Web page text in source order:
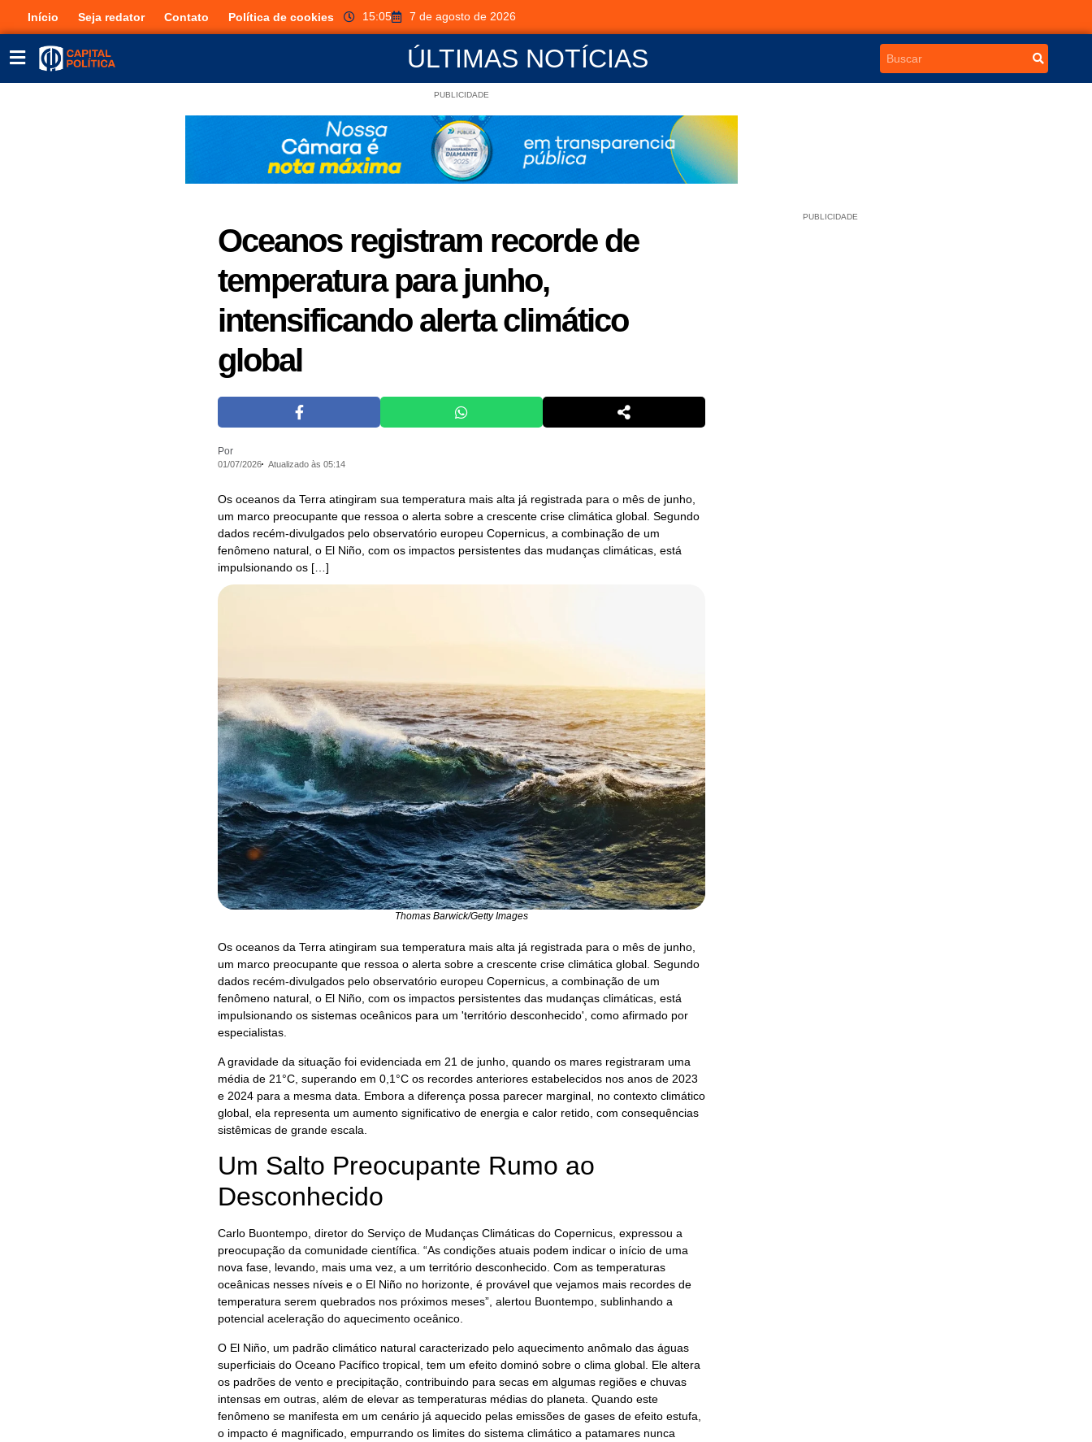
Início Seja redator Contato Política de cookies 15:05 7 de agosto de 2026
ÚLTIMAS NOTÍCIAS
PUBLICIDADE
Oceanos registram recorde de
temperatura para junho,
intensificando alerta climático
global
Por
01/07/2026 Atualizado às 05:14
Os oceanos da Terra atingiram sua temperatura mais alta já registrada para o mês de junho,
um marco preocupante que ressoa o alerta sobre a crescente crise climática global. Segundo
dados recém-divulgados pelo observatório europeu Copernicus, a combinação de um
fenômeno natural, o El Niño, com os impactos persistentes das mudanças climáticas, está
impulsionando os […]
Thomas Barwick/Getty Images
Os oceanos da Terra atingiram sua temperatura mais alta já registrada para o mês de junho,
um marco preocupante que ressoa o alerta sobre a crescente crise climática global. Segundo
dados recém-divulgados pelo observatório europeu Copernicus, a combinação de um
fenômeno natural, o El Niño, com os impactos persistentes das mudanças climáticas, está
impulsionando os sistemas oceânicos para um 'território desconhecido', como afirmado por
especialistas.
A gravidade da situação foi evidenciada em 21 de junho, quando os mares registraram uma
média de 21°C, superando em 0,1°C os recordes anteriores estabelecidos nos anos de 2023
e 2024 para a mesma data. Embora a diferença possa parecer marginal, no contexto climático
global, ela representa um aumento significativo de energia e calor retido, com consequências
sistêmicas de grande escala.
Um Salto Preocupante Rumo ao
Desconhecido
Carlo Buontempo, diretor do Serviço de Mudanças Climáticas do Copernicus, expressou a
preocupação da comunidade científica. “As condições atuais podem indicar o início de uma
nova fase, levando, mais uma vez, a um território desconhecido. Com as temperaturas
oceânicas nesses níveis e o El Niño no horizonte, é provável que vejamos mais recordes de
temperatura serem quebrados nos próximos meses”, alertou Buontempo, sublinhando a
potencial aceleração do aquecimento oceânico.
O El Niño, um padrão climático natural caracterizado pelo aquecimento anômalo das águas
superficiais do Oceano Pacífico tropical, tem um efeito dominó sobre o clima global. Ele altera
os padrões de vento e precipitação, contribuindo para secas em algumas regiões e chuvas
intensas em outras, além de elevar as temperaturas médias do planeta. Quando este
fenômeno se manifesta em um cenário já aquecido pelas emissões de gases de efeito estufa,
o impacto é magnificado, empurrando os limites do sistema climático a patamares nunca
PUBLICIDADE